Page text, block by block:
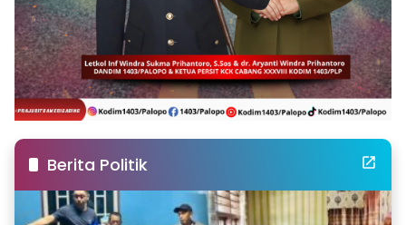
Berita Politik